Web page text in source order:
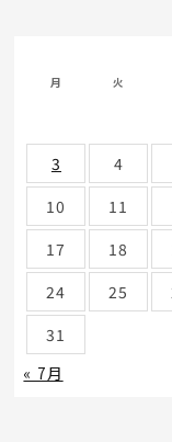
月 火
3
4
10
11
17
18
24
25
31
« 7月